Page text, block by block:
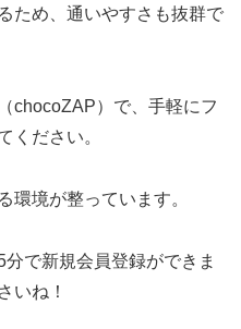
ため、通いやすさも抜群で
chocoZAP）で、手軽にフ
ください。
環境が整っています。
で新規会員登録ができま
いね！